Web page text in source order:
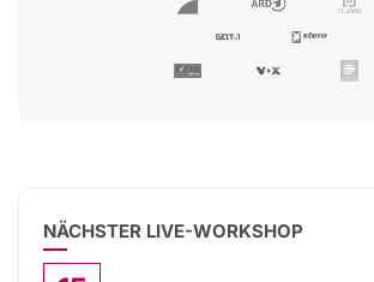
NÄCHSTER LIVE-WORKSHOP